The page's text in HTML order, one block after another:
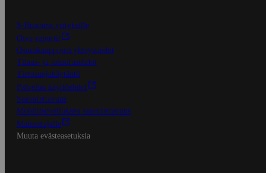
S-Business yrityksille
Oiva-raportit
Osuuskauppojen yhteystiedot
Tilaus- ja toimitusehdot
Tietosuojakäytäntö
Palvelun käyttöehdot
Saavutettavuus
Mobiilisovelluksen saavutettavuus
Mainostajalle
Muuta evästeasetuksia